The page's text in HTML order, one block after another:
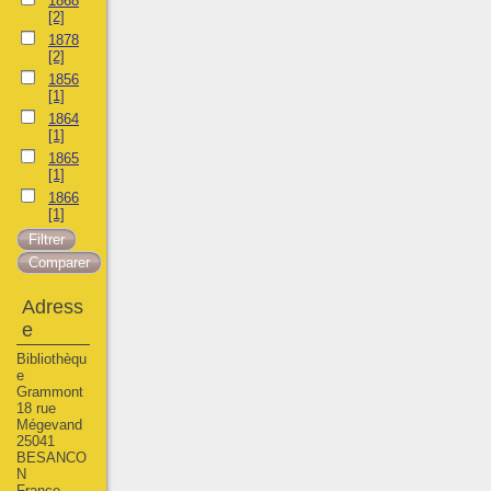
[2]
1878
[2]
1856
[1]
1864
[1]
1865
[1]
1866
[1]
Adress
e
Bibliothèqu
e
Grammont
18 rue
Mégevand
25041
BESANCO
N